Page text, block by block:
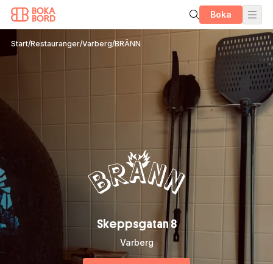
Boka
Start/Restauranger/Varberg/BRÄNN
Skeppsgatan 8
Varberg